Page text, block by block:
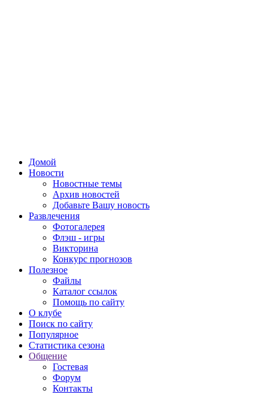
Домой
Новости
Новостные темы
Архив новостей
Добавьте Вашу новость
Развлечения
Фотогалерея
Флэш - игры
Викторина
Конкурс прогнозов
Полезное
Файлы
Каталог ссылок
Помощь по сайту
О клубе
Поиск по сайту
Популярное
Статистика сезона
Общение
Гостевая
Форум
Контакты